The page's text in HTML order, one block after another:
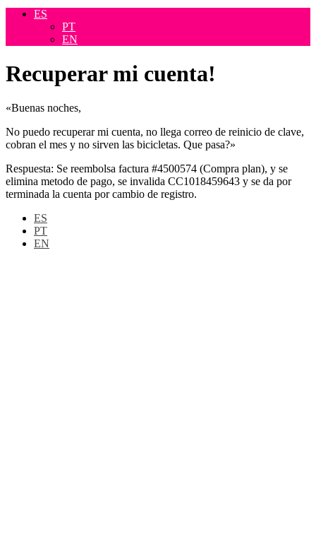
ES
PT
EN
Recuperar mi cuenta!
«Buenas noches,
No puedo recuperar mi cuenta, no llega correo de reinicio de clave,
cobran el mes y no sirven las bicicletas. Que pasa?»
Respuesta: Se reembolsa factura #4500574 (Compra plan), y se
elimina metodo de pago, se invalida CC1018459643 y se da por
terminada la cuenta por cambio de registro.
ES
PT
EN